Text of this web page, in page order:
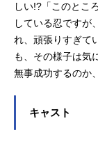
しい!?「このとこ
している忍ですが
れ、頑張りすぎて
も、その様子は
無事成功するのか
キャスト